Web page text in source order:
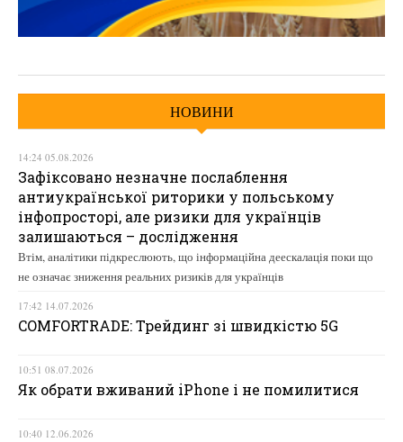
НОВИНИ
14:24 05.08.2026
Зафіксовано незначне послаблення
антиукраїнської риторики у польському
інфопросторі, але ризики для українців
залишаються – дослідження
Втім, аналітики підкреслюють, що інформаційна деескалація поки що
не означає зниження реальних ризиків для українців
17:42 14.07.2026
COMFORTRADE: Трейдинг зі швидкістю 5G
10:51 08.07.2026
Як обрати вживаний iPhone і не помилитися
10:40 12.06.2026